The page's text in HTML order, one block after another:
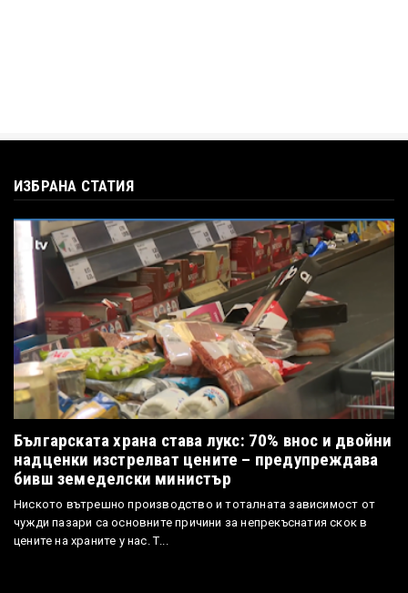
ИЗБРАНА СТАТИЯ
Българската храна става лукс: 70% внос и двойни
надценки изстрелват цените – предупреждава
бивш земеделски министър
Ниското вътрешно производство и тоталната зависимост от
чужди пазари са основните причини за непрекъснатия скок в
цените на храните у нас. Т...